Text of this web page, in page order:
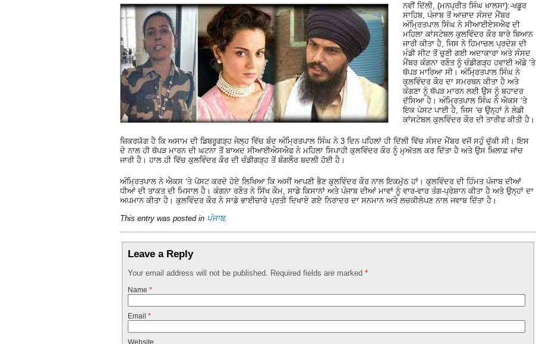
ਨਵੀਂ ਦਿੱਲੀ, (ਮਨਪ੍ਰੀਤ ਸਿੰਘ ਖਾਲਸਾ):-ਖਡੂਰ
ਸਾਹਿਬ, ਪੰਜਾਬ ਤੋਂ ਆਜ਼ਾਦ ਸੰਸਦ ਮੈਂਬਰ
ਅੰਮ੍ਰਿਤਪਾਲ ਸਿੰਘ ਨੇ ਸੀਆਈਏਸਐਫ ਦੀ
ਮਹਿਲਾ ਕਾਂਸਟੇਬਲ ਕੁਲਵਿੰਦਰ ਕੌਰ ਬਾਰੇ ਬਿਆਨ
ਜਾਰੀ ਕੀਤਾ ਹੈ, ਜਿਸ ਨੇ ਹਿਮਾਚਲ ਪ੍ਰਦੇਸ਼ ਦੀ
ਮੰਡੀ ਸੀਟ ਤੋਂ ਚੁਣੀ ਗਈ ਅਦਾਕਾਰਾ ਅਤੇ ਸੰਸਦ
ਮੈਂਬਰ ਕੰਗਨਾ ਰਣੌਤ ਨੂੰ ਚੰਡੀਗੜ੍ਹ ਹਵਾਈ ਅੱਡੇ ‘ਤੇ
ਥੱਪੜ ਮਾਰਿਆ ਸੀ। ਅੰਮ੍ਰਿਤਪਾਲ ਸਿੰਘ ਨੇ
ਕੁਲਵਿੰਦਰ ਕੌਰ ਦਾ ਸਮਰਥਨ ਕੀਤਾ ਹੈ ਅਤੇ
ਕੰਗਣਾ ਨੂੰ ਥੱਪੜ ਮਾਰਨ ਲਈ ਉਸ ਨੂੰ ਬਹਾਦਰ
ਦੱਸਿਆ ਹੈ। ਅੰਮ੍ਰਿਤਪਾਲ ਸਿੰਘ ਨੇ ਐਕਸ ‘ਤੇ
ਇਕ ਪੋਸਟ ਪਾਈ ਹੈ, ਜਿਸ ‘ਚ ਉਨ੍ਹਾਂ ਨੇ ਲੇਡੀ
ਕਾਂਸਟੇਬਲ ਕੁਲਵਿੰਦਰ ਕੌਰ ਦੀ ਤਾਰੀਫ ਕੀਤੀ ਹੈ।
ਜ਼ਿਕਰਯੋਗ ਹੈ ਕਿ ਅਸਾਮ ਦੀ ਡਿਬਰੂਗੜ੍ਹ ਜੇਲ੍ਹ ਵਿੱਚ ਬੰਦ ਅੰਮ੍ਰਿਤਪਾਲ ਸਿੰਘ ਨੇ 3 ਦਿਨ ਪਹਿਲਾਂ ਹੀ ਦਿੱਲੀ ਵਿੱਚ ਸੰਸਦ ਮੈਂਬਰ ਵਜੋਂ ਸਹੁੰ ਚੁੱਕੀ ਸੀ। ਇਸ
ਦੇ ਨਾਲ ਹੀ ਥੱਪੜ ਮਾਰਨ ਦੀ ਘਟਨਾ ਤੋਂ ਬਾਅਦ ਸੀਆਈਐਸਐਫ ਨੇ ਮਹਿਲਾ ਸਿਪਾਹੀ ਕੁਲਵਿੰਦਰ ਕੌਰ ਨੂੰ ਮੁਅੱਤਲ ਕਰ ਦਿੱਤਾ ਹੈ ਅਤੇ ਉਸ ਖ਼ਿਲਾਫ਼ ਜਾਂਚ
ਜਾਰੀ ਹੈ। ਹਾਲ ਹੀ ਵਿੱਚ ਕੁਲਵਿੰਦਰ ਕੌਰ ਦੀ ਚੰਡੀਗੜ੍ਹ ਤੋਂ ਬੰਗਲੌਰ ਬਦਲੀ ਹੋਈ ਹੈ।
ਅੰਮ੍ਰਿਤਪਾਲ ਨੇ ਐਕਸ ‘ਤੇ ਪੋਸਟ ਕਰਦੇ ਹੋਏ ਲਿਖਿਆ ਕਿ ਅਸੀਂ ਆਪਣੀ ਭੈਣ ਕੁਲਵਿੰਦਰ ਕੌਰ ਨਾਲ ਇਕਮੁੱਠ ਹਾਂ। ਕੁਲਵਿੰਦਰ ਦੀ ਹਿੰਮਤ ਪੰਜਾਬ ਦੀਆਂ
ਧੀਆਂ ਦੀ ਤਾਕਤ ਦੀ ਮਿਸਾਲ ਹੈ। ਕੰਗਨਾ ਰਣੌਤ ਨੇ ਸਿੱਖ ਕੌਮ, ਸਾਡੇ ਕਿਸਾਨਾਂ ਅਤੇ ਪੰਜਾਬ ਦੀਆਂ ਮਾਵਾਂ ਨੂੰ ਵਾਰ-ਵਾਰ ਤੰਗ-ਪ੍ਰੇਸ਼ਾਨ ਕੀਤਾ ਹੈ ਅਤੇ ਉਨ੍ਹਾਂ ਦਾ
ਅਪਮਾਨ ਕੀਤਾ ਹੈ। ਕੁਲਵਿੰਦਰ ਕੌਰ ਨੇ ਸਾਡੇ ਭਾਈਚਾਰੇ ਪ੍ਰਤੀ ਦਿਖਾਏ ਗਏ ਨਿਰਾਦਰ ਦਾ ਸਨਮਾਨ ਅਤੇ ਲਚਕੀਲੇਪਣ ਨਾਲ ਜਵਾਬ ਦਿੱਤਾ ਹੈ।
This entry was posted in ਪੰਜਾਬ.
Leave a Reply
Your email address will not be published. Required fields are marked *
Name *
Email *
Website